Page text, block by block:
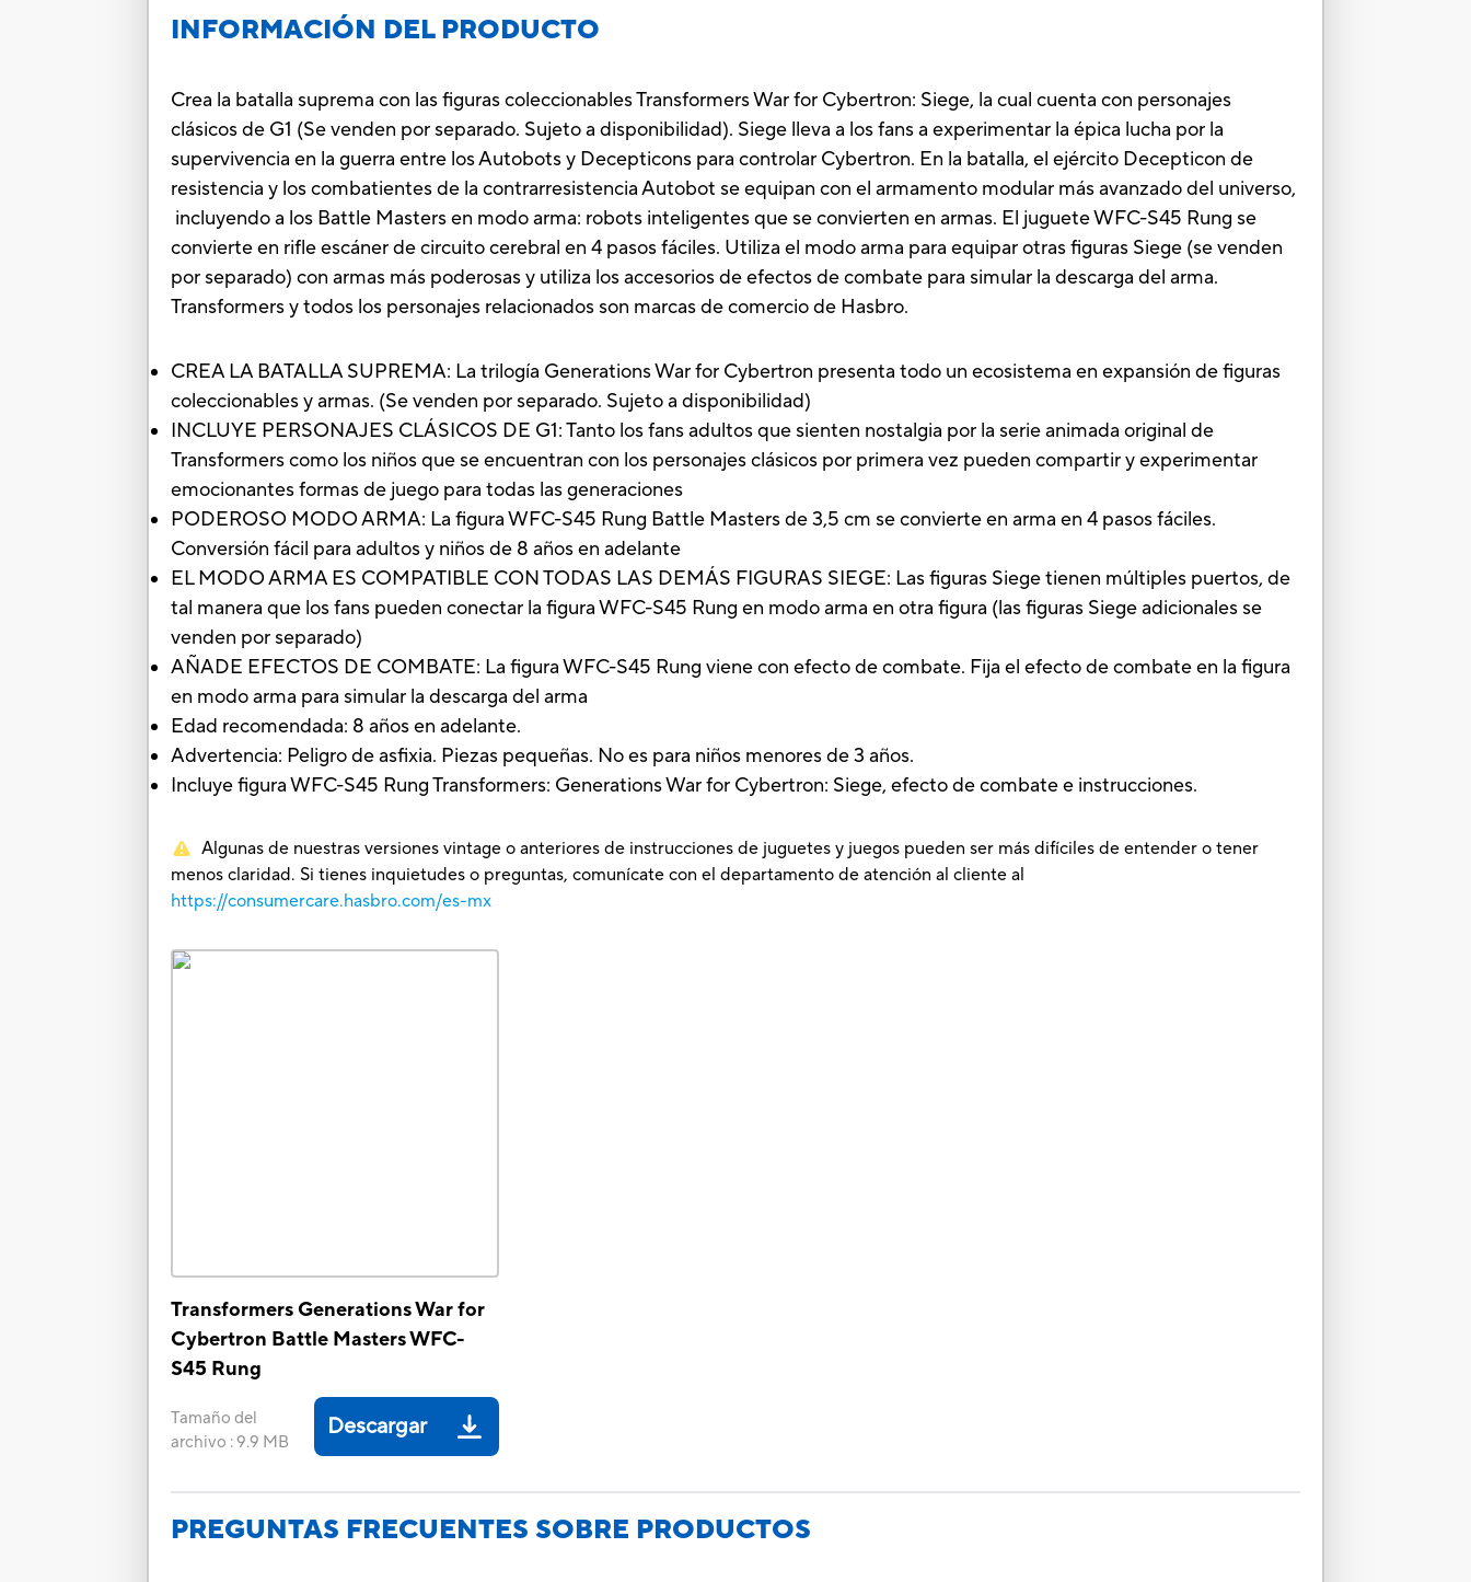
INFORMACIÓN DEL PRODUCTO
Crea la batalla suprema con las figuras coleccionables Transformers War for Cybertron: Siege, la cual cuenta con personajes
clásicos de G1 (Se venden por separado. Sujeto a disponibilidad). Siege lleva a los fans a experimentar la épica lucha por la
supervivencia en la guerra entre los Autobots y Decepticons para controlar Cybertron. En la batalla, el ejército Decepticon de
resistencia y los combatientes de la contrarresistencia Autobot se equipan con el armamento modular más avanzado del universo,
incluyendo a los Battle Masters en modo arma: robots inteligentes que se convierten en armas. El juguete WFC-S45 Rung se
convierte en rifle escáner de circuito cerebral en 4 pasos fáciles. Utiliza el modo arma para equipar otras figuras Siege (se venden
por separado) con armas más poderosas y utiliza los accesorios de efectos de combate para simular la descarga del arma.
Transformers y todos los personajes relacionados son marcas de comercio de Hasbro.
CREA LA BATALLA SUPREMA: La trilogía Generations War for Cybertron presenta todo un ecosistema en expansión de figuras
coleccionables y armas. (Se venden por separado. Sujeto a disponibilidad)
INCLUYE PERSONAJES CLÁSICOS DE G1: Tanto los fans adultos que sienten nostalgia por la serie animada original de
Transformers como los niños que se encuentran con los personajes clásicos por primera vez pueden compartir y experimentar
emocionantes formas de juego para todas las generaciones
PODEROSO MODO ARMA: La figura WFC-S45 Rung Battle Masters de 3,5 cm se convierte en arma en 4 pasos fáciles.
Conversión fácil para adultos y niños de 8 años en adelante
EL MODO ARMA ES COMPATIBLE CON TODAS LAS DEMÁS FIGURAS SIEGE: Las figuras Siege tienen múltiples puertos, de
tal manera que los fans pueden conectar la figura WFC-S45 Rung en modo arma en otra figura (las figuras Siege adicionales se
venden por separado)
AÑADE EFECTOS DE COMBATE: La figura WFC-S45 Rung viene con efecto de combate. Fija el efecto de combate en la figura
en modo arma para simular la descarga del arma
Edad recomendada: 8 años en adelante.
Advertencia: Peligro de asfixia. Piezas pequeñas. No es para niños menores de 3 años.
Incluye figura WFC-S45 Rung Transformers: Generations War for Cybertron: Siege, efecto de combate e instrucciones.
Algunas de nuestras versiones vintage o anteriores de instrucciones de juguetes y juegos pueden ser más difíciles de entender o tener
menos claridad. Si tienes inquietudes o preguntas, comunícate con el departamento de atención al cliente al
https://consumercare.hasbro.com/es-mx
Transformers Generations War for
Cybertron Battle Masters WFC-
S45 Rung
Tamaño del
archivo :9.9 MB
Descargar
PREGUNTAS FRECUENTES SOBRE PRODUCTOS